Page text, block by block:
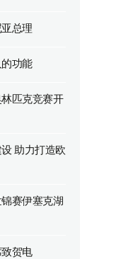
总理
功能
匹克竞赛开
助力打造欧
赛伊塞克湖
贺电